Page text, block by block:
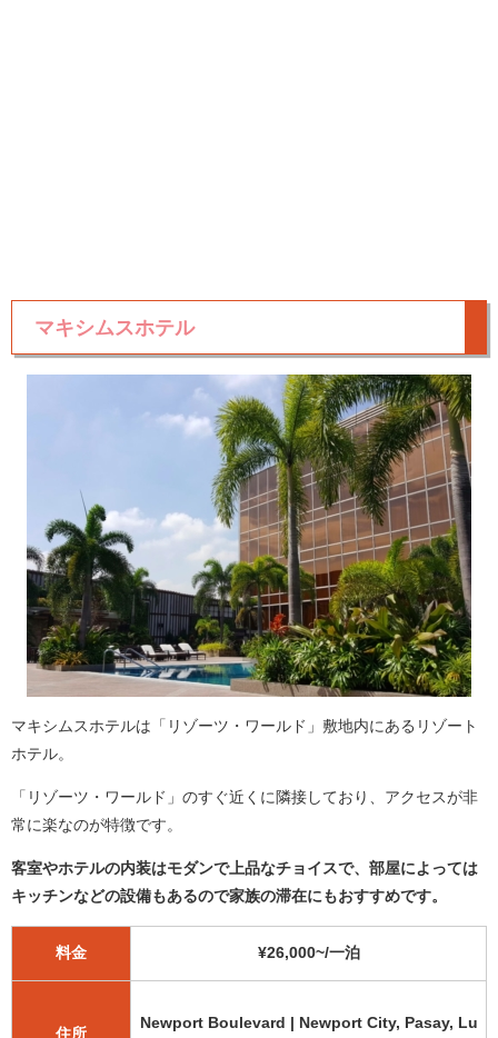
マキシムスホテル
マキシムスホテルは「リゾーツ・ワールド」敷地内にあるリゾート
ホテル。
「リゾーツ・ワールド」のすぐ近くに隣接しており、アクセスが非
常に楽なのが特徴です。
客室やホテルの内装はモダンで上品なチョイスで、部屋によっては
キッチンなどの設備もあるので家族の滞在にもおすすめです。
料金 ¥26,000~/一泊
住所
Newport Boulevard | Newport City, Pasay, Lu